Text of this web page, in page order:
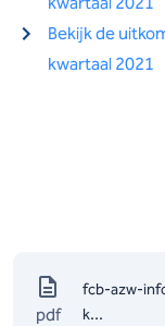
Bekijk de
kwartaal 2021
pdf
fcb-azw-
k...